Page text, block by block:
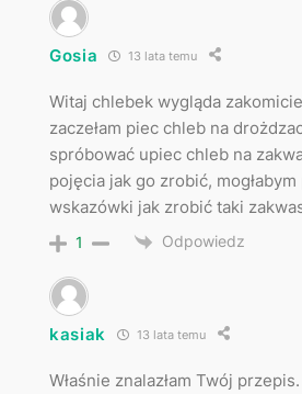
Gosia 13 lata temu
Witaj chlebek wygląda
zaczełam piec chleb na
spróbować upiec chleb na
pojęcia jak go zrobić,
wskazówki jak zrobić taki
1 Odpowiedz
kasiak 13 lata temu
Właśnie znalazłam Twój